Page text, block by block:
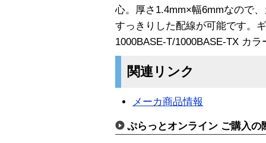
心。厚さ1.4mm×幅6mmなので
すっきりした配線が可能です。
1000BASE-T/1000BASE-TX カ
関連リンク
メーカ商品情報
ぷらっとオンライン ご購入の